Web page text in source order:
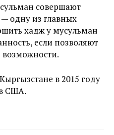
совершают
одну из главных
хадж у мусульман
если позволяют
в 2015 году
США.